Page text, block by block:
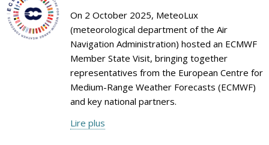
On 2 October 2025, MeteoLux
(meteorological department of the Air
Navigation Administration) hosted an ECMWF
Member State Visit, bringing together
representatives from the European Centre for
Medium-Range Weather Forecasts (ECMWF)
and key national partners.
Lire plus